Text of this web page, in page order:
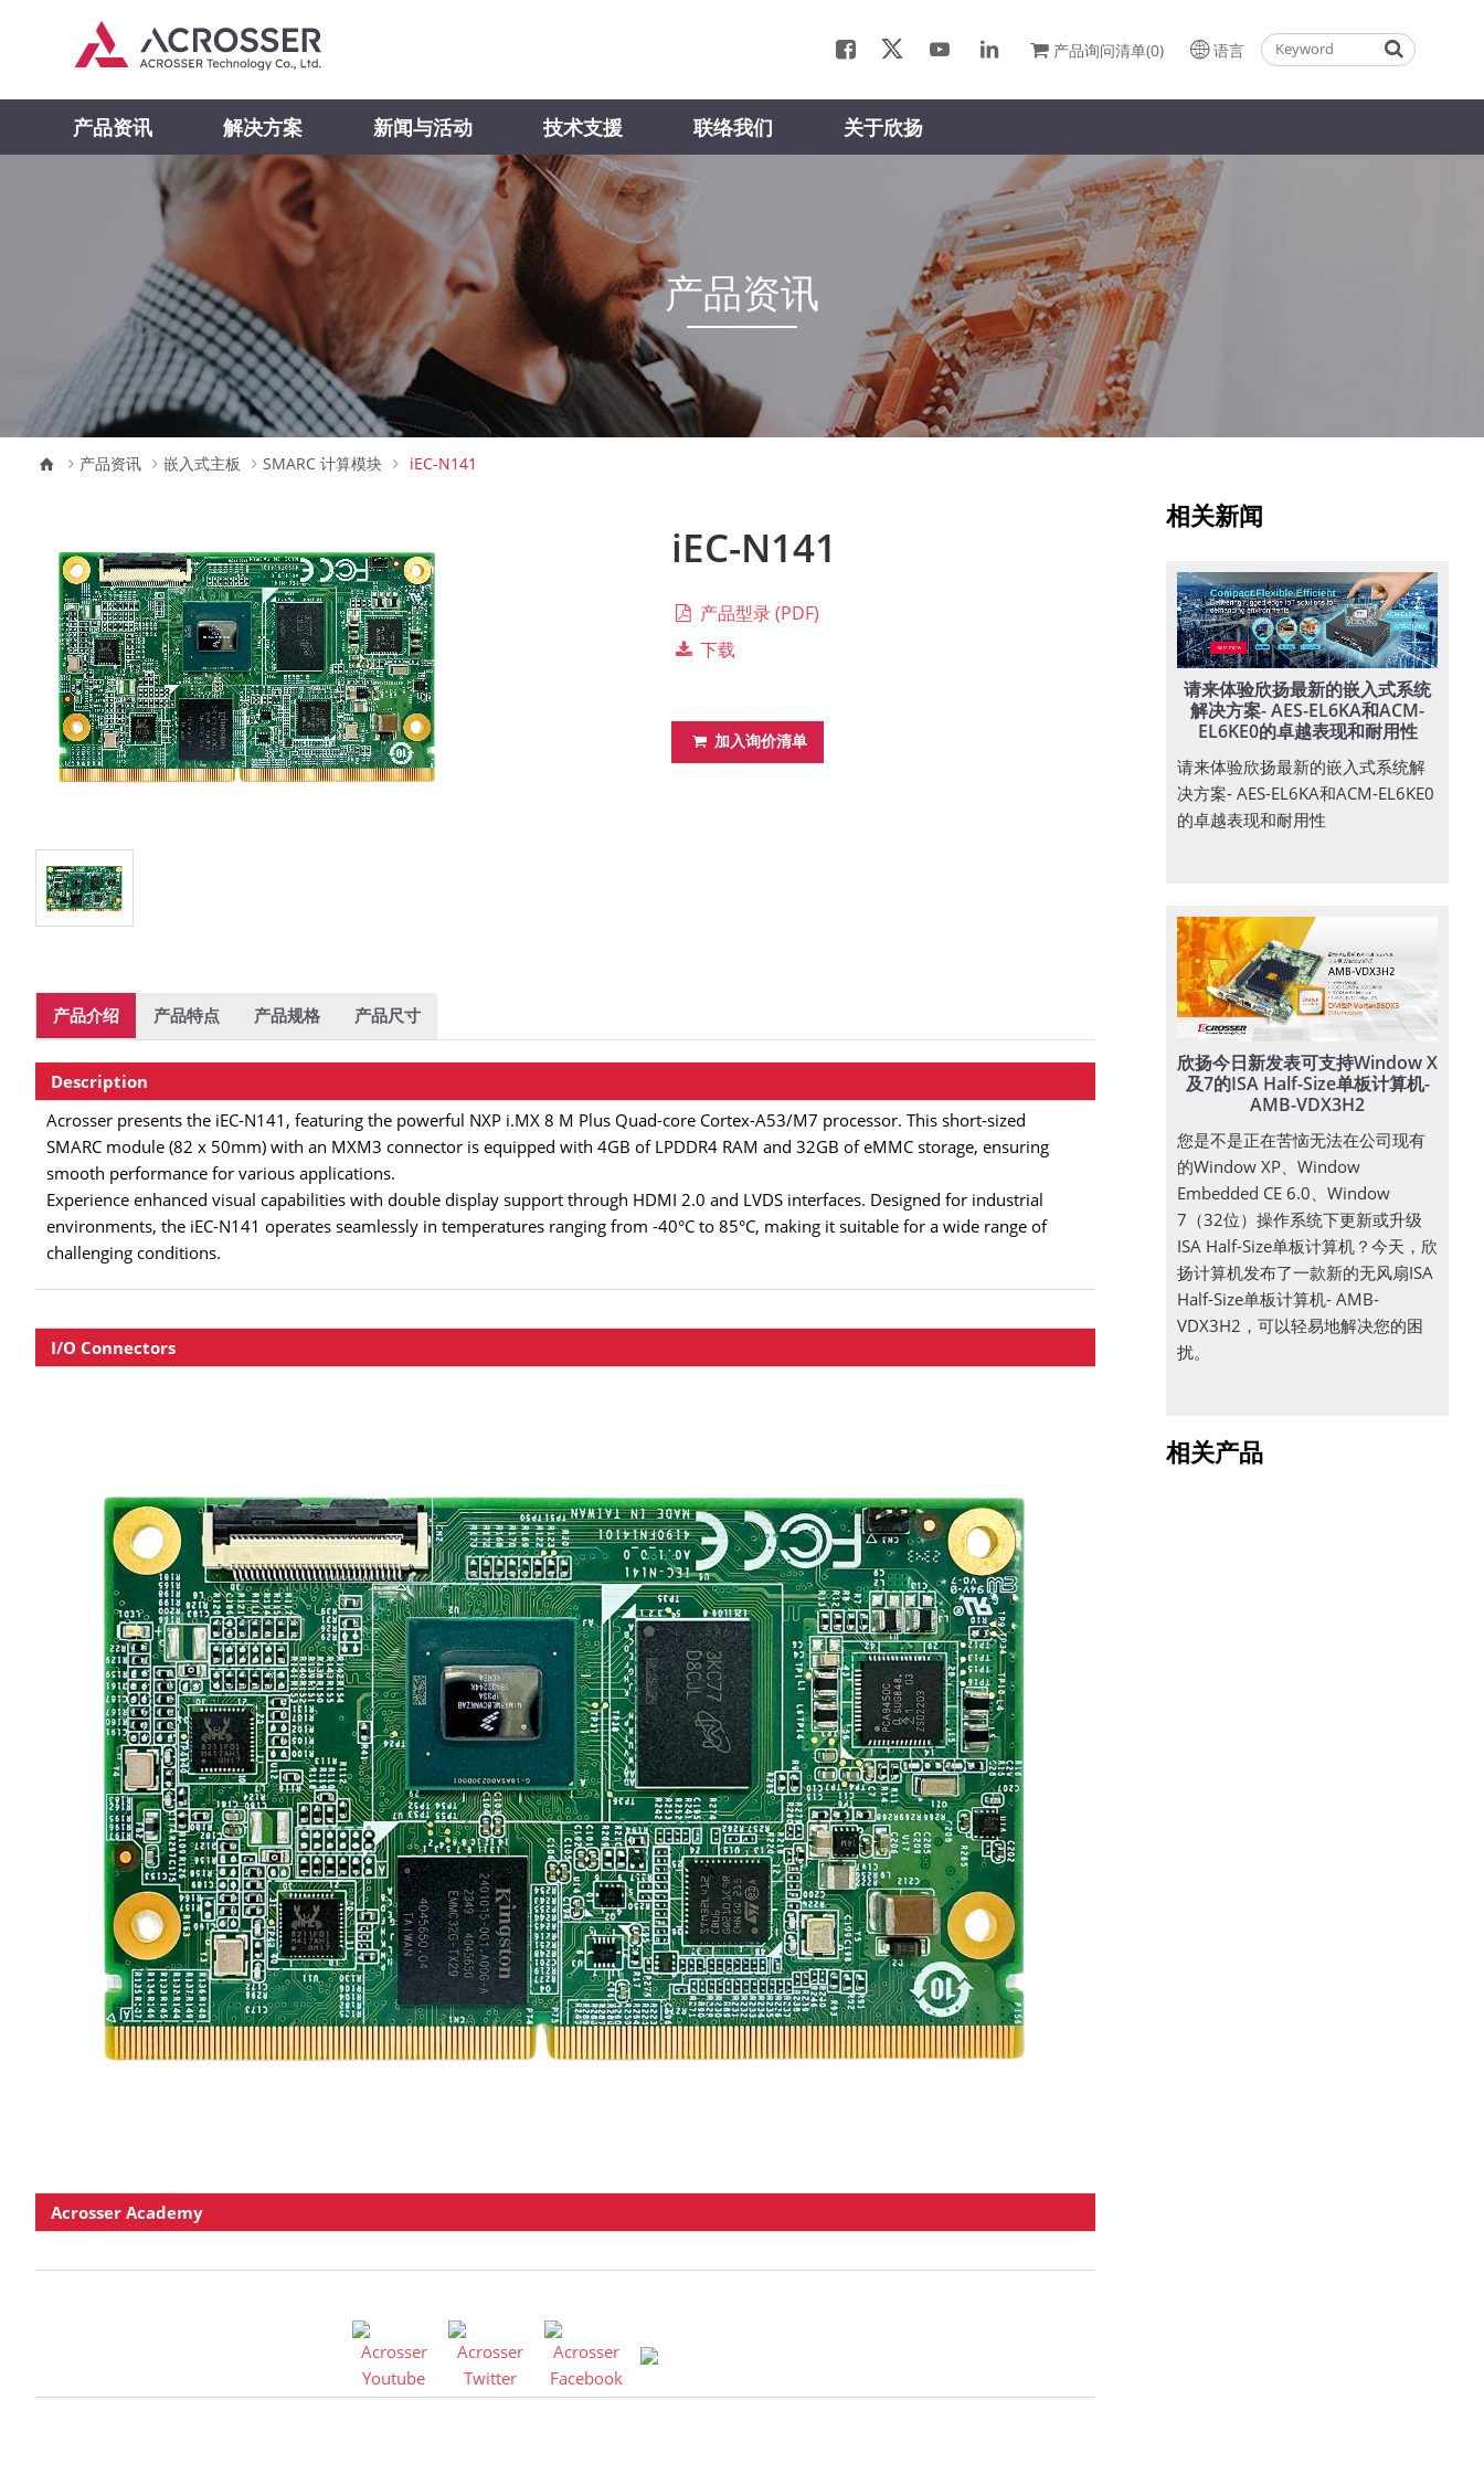
产品询问清单(0) 语言
产品资讯 解决方案 新闻与活动 技术支援 联络我们 关于欣扬
产品资讯
产品资讯 嵌入式主板 SMARC 计算模块 iEC-N141
iEC-N141
产品型录 (PDF)
下载
加入询价清单
产品介绍 产品特点 产品规格 产品尺寸
Description
Acrosser presents the iEC-N141, featuring the powerful NXP i.MX 8 M Plus Quad-core Cortex-A53/M7 processor. This short-sized
SMARC module (82 x 50mm) with an MXM3 connector is equipped with 4GB of LPDDR4 RAM and 32GB of eMMC storage, ensuring
smooth performance for various applications.
Experience enhanced visual capabilities with double display support through HDMI 2.0 and LVDS interfaces. Designed for industrial
environments, the iEC-N141 operates seamlessly in temperatures ranging from -40°C to 85°C, making it suitable for a wide range of
challenging conditions.
I/O Connectors
Acrosser Academy
相关新闻
请来体验欣扬最新的嵌入式系统
解决方案- AES-EL6KA和ACM-
EL6KE0的卓越表现和耐用性
请来体验欣扬最新的嵌入式系统解
决方案- AES-EL6KA和ACM-EL6KE0
的卓越表现和耐用性
欣扬今日新发表可支持Window X
及7的ISA Half-Size单板计算机-
AMB-VDX3H2
您是不是正在苦恼无法在公司现有
的Window XP、Window
Embedded CE 6.0、Window
7（32位）操作系统下更新或升级
ISA Half-Size单板计算机？今天，欣
扬计算机发布了一款新的无风扇ISA
Half-Size单板计算机- AMB-
VDX3H2，可以轻易地解决您的困
扰。
相关产品